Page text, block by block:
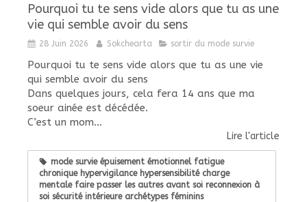
Pourquoi tu te sens vide alors que tu as une
vie qui semble avoir du sens
28 Juin 2026 Sokchearta sortir du mode survie
Pourquoi tu te sens vide alors que tu as une vie
qui semble avoir du sens
Dans quelques jours, cela fera 14 ans que ma
soeur ainée est décédée.
C’est un mom...
Lire l'article
mode survie épuisement émotionnel fatigue
chronique hypervigilance hypersensibilité charge
mentale faire passer les autres avant soi reconnexion à
soi sécurité intérieure archétypes féminins